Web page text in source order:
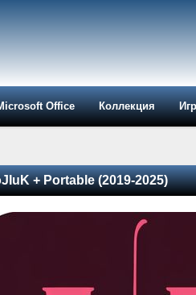
Office Коллекция
+ Portable (2019-2025)